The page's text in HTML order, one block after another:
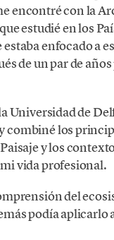
encontré con la
estudié en los
enfocado a
de un par de
Universidad de
combiné los
y los
vida profesional.
del
podía aplicarlo